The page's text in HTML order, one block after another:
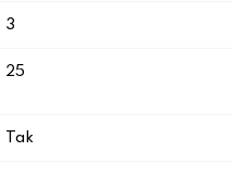
3
25
Tak